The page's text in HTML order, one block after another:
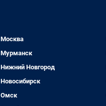
Москва
Мурманск
Нижний Новгород
Новосибирск
Омск